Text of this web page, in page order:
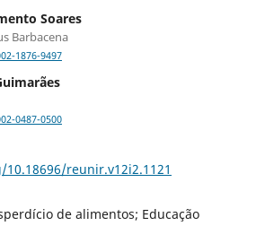
Soares
Barbacena
1876-9497
0487-0500
reunir.v12i2.1121
de alimentos; Educação